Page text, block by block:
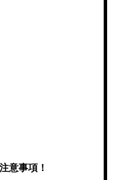
意事項！